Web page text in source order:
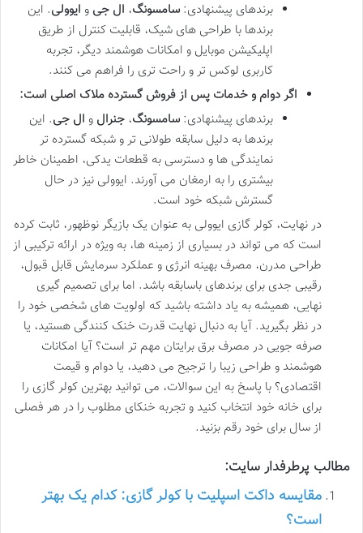
برندهای پیشنهادی:سامسونگ، ال جی و ایوولی. این
برندها با طراحی های شیک، قابلیت کنترل از طریق
اپلیکیشن موبایل و امکانات هوشمند دیگر، تجربه
کاربری لوکس تر و راحت تری را فراهم می کنند.
اگر دوام و خدمات پس از فروش گسترده ملاک اصلی است:
برندهای پیشنهادی:سامسونگ، جنرال و ال جی. این
برندها به دلیل سابقه طولانی تر و شبکه گسترده تر
نمایندگی ها و دسترسی به قطعات یدکی، اطمینان خاطر
بیشتری را به ارمغان می آورند. ایوولی نیز در حال
گسترش شبکه خود است.
در نهایت، کولر گازی ایوولی به عنوان یک بازیگر نوظهور، ثابت کرده
است که می تواند در بسیاری از زمینه ها، به ویژه در ارائه ترکیبی از
طراحی مدرن، مصرف بهینه انرژی و عملکرد سرمایش قابل قبول،
رقیبی جدی برای برندهای باسابقه باشد. اما برای تصمیم گیری
نهایی، همیشه به یاد داشته باشید که اولویت های شخصی خود را
در نظر بگیرید. آیا به دنبال نهایت قدرت خنک کنندگی هستید، یا
صرفه جویی در مصرف برق برایتان مهم تر است؟ آیا امکانات
هوشمند و طراحی زیبا را ترجیح می دهید، یا دوام و قیمت
اقتصادی؟ با پاسخ به این سوالات، می توانید بهترین کولر گازی را
برای خانه خود انتخاب کنید و تجربه خنکای مطلوب را در هر فصلی
از سال برای خود رقم بزنید.
مطالب پرطرفدار سایت:
مقایسه داکت اسپلیت با کولر گازی: کدام یک بهتر
است؟